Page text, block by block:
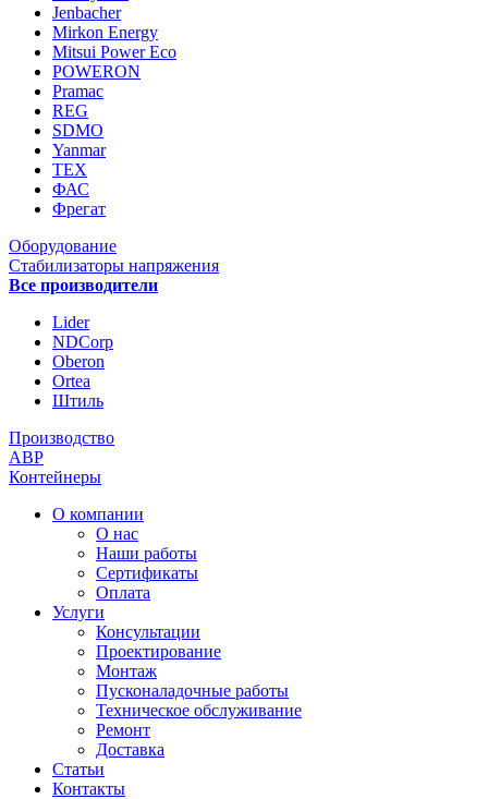
Jenbacher
Mirkon Energy
Mitsui Power Eco
POWERON
Pramac
REG
SDMO
Yanmar
ТЕХ
ФАС
Фрегат
Оборудование
Стабилизаторы напряжения
Все производители
Lider
NDCorp
Oberon
Ortea
Штиль
Производство
АВР
Контейнеры
О компании
О нас
Наши работы
Сертификаты
Оплата
Услуги
Консультации
Проектирование
Монтаж
Пусконаладочные работы
Техническое обслуживание
Ремонт
Доставка
Статьи
Контакты